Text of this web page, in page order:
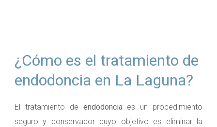
¿Cómo es el tratamiento de
endodoncia en La Laguna?
El tratamiento de endodonciaes un procedimiento
seguro y conservador cuyo objetivo es eliminar la